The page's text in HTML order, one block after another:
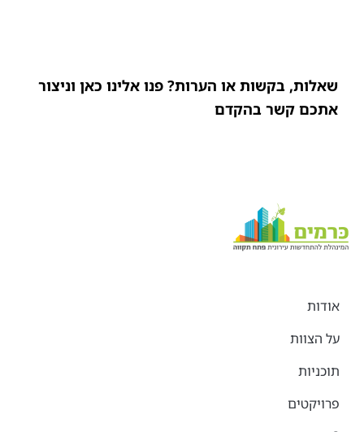
שאלות, בקשות או הערות? פנו אלינו כאן וניצור
אתכם קשר בהקדם
אודות
על הצוות
תוכניות
פרויקטים